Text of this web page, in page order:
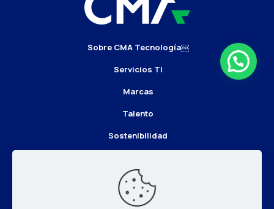
Sobre CMA Tecnología￼
Servicios TI
Marcas
Talento
Sostenibilidad